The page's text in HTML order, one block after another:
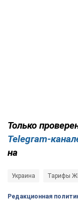
Только
Telegram-
на
Украина Тарифы
Редакционная